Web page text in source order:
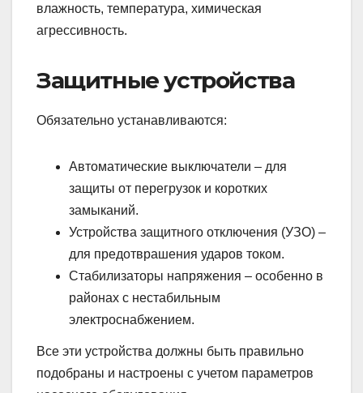
влажность, температура, химическая
агрессивность.
Защитные устройства
Обязательно устанавливаются:
Автоматические выключатели – для
защиты от перегрузок и коротких
замыканий.
Устройства защитного отключения (УЗО) –
для предотврашения ударов током.
Стабилизаторы напряжения – особенно в
районах с нестабильным
электроснабжением.
Все эти устройства должны быть правильно
подобраны и настроены с учетом параметров